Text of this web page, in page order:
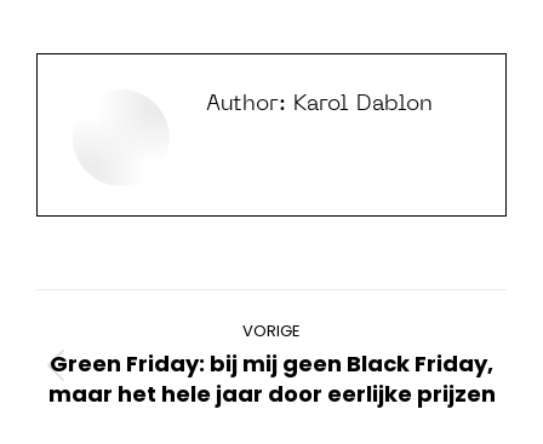
Author: Karol Dablon
navigatie
VORIGE
Vorig
bericht
Green Friday: bij mij geen Black Friday,
maar het hele jaar door eerlijke prijzen